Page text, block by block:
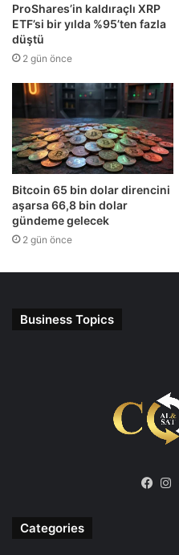
ProShares’in kaldıraçlı XRP
ETF’si bir yılda %95’ten fazla
düştü
2 gün önce
Bitcoin 65 bin dolar direncini
aşarsa 66,8 bin dolar
gündeme gelecek
2 gün önce
Business Topics
Categories